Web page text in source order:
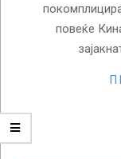
повеќе